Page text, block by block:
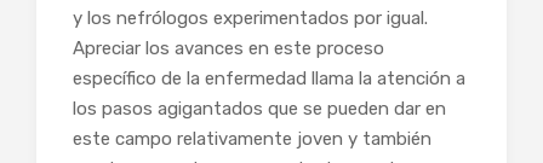
y los nefrólogos experimentados por igual.
Apreciar los avances en este proceso
específico de la enfermedad llama la atención a
los pasos agigantados que se pueden dar en
este campo relativamente joven y también